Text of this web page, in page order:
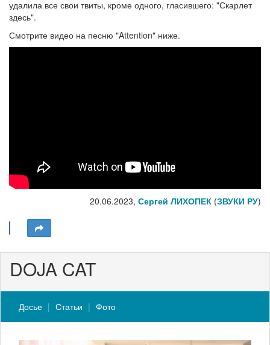
удалила все свои твиты, кроме одного, гласившего: "Скарлет
здесь".
Смотрите видео на песню "Attention" ниже.
20.06.2023, Сергей ЛИХОПЕК (ЗВУКИ РУ)
DOJA CAT
Досье Статьи Фото